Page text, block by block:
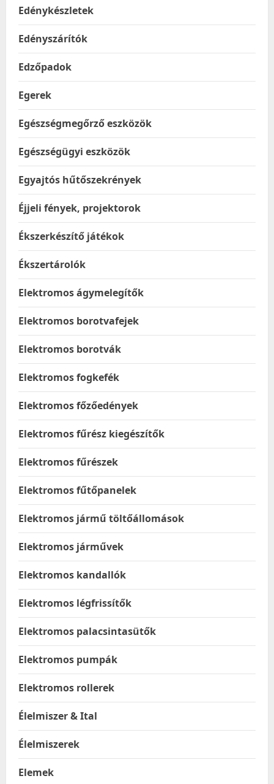
Edénykészletek
Edényszárítók
Edzőpadok
Egerek
Egészségmegőrző eszközök
Egészségügyi eszközök
Egyajtós hűtőszekrények
Éjjeli fények, projektorok
Ékszerkészítő játékok
Ékszertárolók
Elektromos ágymelegítők
Elektromos borotvafejek
Elektromos borotvák
Elektromos fogkefék
Elektromos főzőedények
Elektromos fűrész kiegészítők
Elektromos fűrészek
Elektromos fűtőpanelek
Elektromos jármű töltőállomások
Elektromos járművek
Elektromos kandallók
Elektromos légfrissítők
Elektromos palacsintasütők
Elektromos pumpák
Elektromos rollerek
Élelmiszer & Ital
Élelmiszerek
Elemek